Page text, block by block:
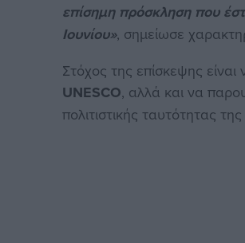
επίσημη πρόσκληση που
Ιουνίου», σημείωσε
Στόχος της επίσκεψης
UNESCO, αλλά και να
πολιτιστικής ταυτότητας